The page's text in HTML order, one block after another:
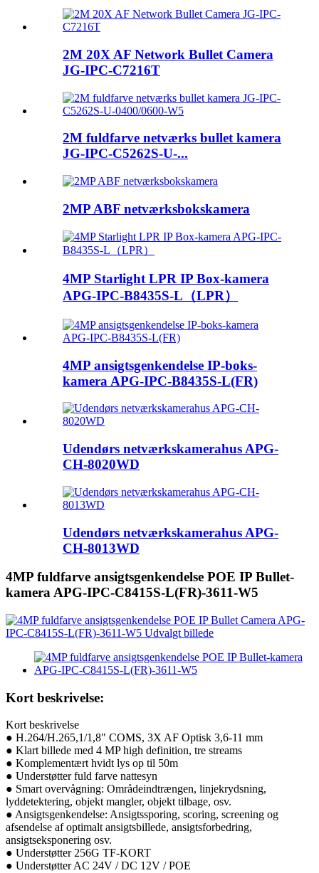
2M 20X AF Network Bullet Camera
JG-IPC-C7216T
2M fuldfarve netværks bullet kamera
JG-IPC-C5262S-U-...
2MP ABF netværksbokskamera
4MP Starlight LPR IP Box-kamera
APG-IPC-B8435S-L（LPR）
4MP ansigtsgenkendelse IP-boks-
kamera APG-IPC-B8435S-L(FR)
Udendørs netværkskamerahus APG-
CH-8020WD
Udendørs netværkskamerahus APG-
CH-8013WD
4MP fuldfarve ansigtsgenkendelse POE IP Bullet-
kamera APG-IPC-C8415S-L(FR)-3611-W5
Kort beskrivelse:
Kort beskrivelse
● H.264/H.265,1/1,8" COMS, 3X AF Optisk 3,6-11 mm
● Klart billede med 4 MP high definition, tre streams
● Komplementært hvidt lys op til 50m
● Understøtter fuld farve nattesyn
● Smart overvågning: Områdeindtrængen, linjekrydsning,
lyddetektering, objekt mangler, objekt tilbage, osv.
● Ansigtsgenkendelse: Ansigtssporing, scoring, screening og
afsendelse af optimalt ansigtsbillede, ansigtsforbedring,
ansigtseksponering osv.
● Understøtter 256G TF-KORT
● Understøtter AC 24V / DC 12V / POE